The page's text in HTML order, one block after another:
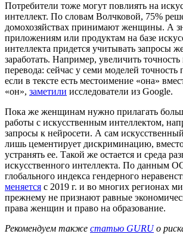
Потребители тоже могут повлиять на
интеллект. По словам Волчковой, 75%
домохозяйствах принимают женщины. А
приложениям или продуктам на базе
интеллекта придется учитывать запросы
заработать. Например, увеличить
перевода: сейчас у семи моделей точность
если в тексте есть местоимение «она»
«он», заметили исследователи из Google.
Пока же женщинам нужно прилагать
работы с искусственным интеллектом,
запросы к нейросети. А сам
лишь цементирует дискриминацию,
устранять ее. Такой же остается и среда
искусственного интеллекта. По данным
глобального индекса гендерного
меняется с 2019 г. и во многих регионах
прежнему не признают равные
права женщин и право на образование.
Рекомендуем также статью GURUо